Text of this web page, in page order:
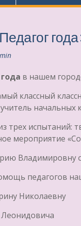
в нашем
классный
начальных
трех испытаний:
мероприятие
Владимировну
педагогов
Николаевну
Леонидовича